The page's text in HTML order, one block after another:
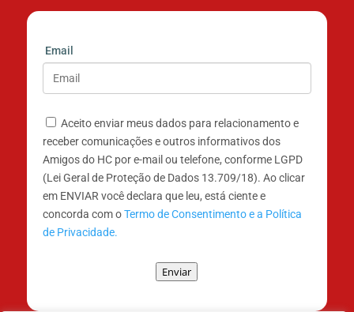
Email
Aceito enviar meus dados para relacionamento e
receber comunicações e outros informativos dos
Amigos do HC por e-mail ou telefone, conforme LGPD
(Lei Geral de Proteção de Dados 13.709/18). Ao clicar
em ENVIAR você declara que leu, está ciente e
concorda com oTermo de Consentimento e a Política
de Privacidade.
Enviar